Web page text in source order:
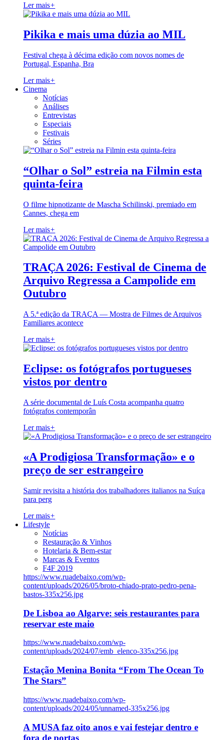
Ler mais+
Pikika e mais uma dúzia ao MIL
Festival chega à décima edição com novos nomes de
Portugal, Espanha, Bra
Ler mais+
Cinema
Notícias
Análises
Entrevistas
Especiais
Festivais
Séries
“Olhar o Sol” estreia na Filmin esta
quinta-feira
O filme hipnotizante de Mascha Schilinski, premiado em
Cannes, chega em
Ler mais+
TRAÇA 2026: Festival de Cinema de
Arquivo Regressa a Campolide em
Outubro
A 5.ª edição da TRAÇA — Mostra de Filmes de Arquivos
Familiares acontece
Ler mais+
Eclipse: os fotógrafos portugueses
vistos por dentro
A série documental de Luís Costa acompanha quatro
fotógrafos contemporân
Ler mais+
«A Prodigiosa Transformação» e o
preço de ser estrangeiro
Samir revisita a história dos trabalhadores italianos na Suíça
para perg
Ler mais+
Lifestyle
Notícias
Restauração & Vinhos
Hotelaria & Bem-estar
Marcas & Eventos
F4F 2019
https://www.ruadebaixo.com/wp-
content/uploads/2026/05/broto-chiado-prato-pedro-pena-
bastos-335x256.jpg
De Lisboa ao Algarve: seis restaurantes para
reservar este maio
https://www.ruadebaixo.com/wp-
content/uploads/2024/07/emb_elenco-335x256.jpg
Estação Menina Bonita “From The Ocean To
The Stars”
https://www.ruadebaixo.com/wp-
content/uploads/2024/05/unnamed-335x256.jpg
A MUSA faz oito anos e vai festejar dentro e
fora de portas